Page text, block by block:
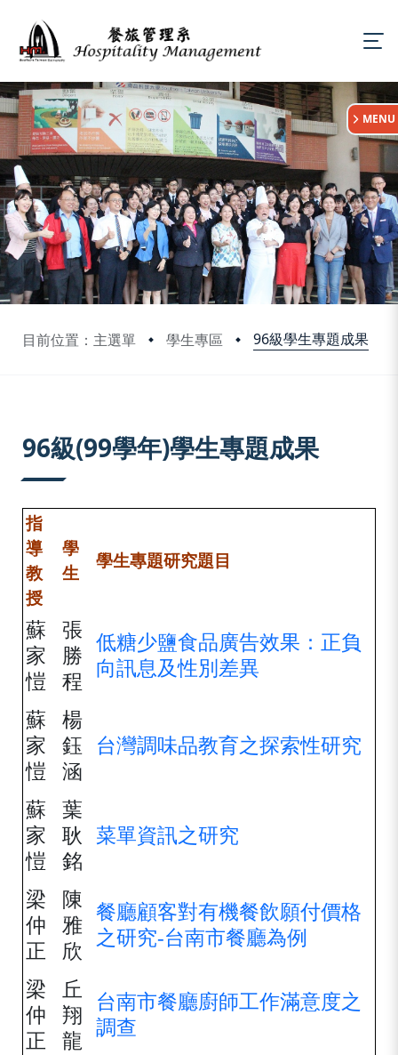
目前位置：主選單 學生專區 96級學生專題成果
:::
MENU
96級(99學年)學生專題成果
指
導
教
授
學
生
學生專題研究題目
蘇
家
愷
張
勝
程
低糖少鹽食品廣告效果：正負
向訊息及性別差異
蘇
家
愷
楊
鈺
涵
台灣調味品教育之探索性研究
蘇
家
愷
葉
耿
銘
菜單資訊之研究
梁
仲
正
陳
雅
欣
餐廳顧客對有機餐飲願付價格
之研究-台南市餐廳為例
梁
仲
正
丘
翔
龍
台南市餐廳廚師工作滿意度之
調查